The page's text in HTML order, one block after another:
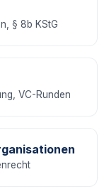
§ 8b KStG
VC-Runden